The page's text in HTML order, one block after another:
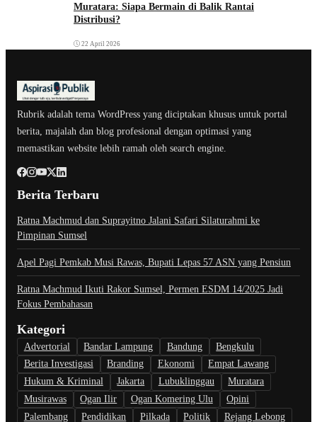
Muratara: Siapa Bermain di Balik Rantai
Distribusi?
22 April 2026
Rubrik adalah tema WordPress yang diciptakan khusus untuk portal
berita, majalah dan blog profesional dengan optimasi yang
memastikan website lebih ramah oleh search engine.
Berita Terbaru
Ratna Machmud dan Suprayitno Jalani Safari Silaturahmi ke
Pimpinan Sumsel
Apel Pagi Pemkab Musi Rawas, Bupati Lepas 57 ASN yang Pensiun
Ratna Machmud Ikuti Rakor Sumsel, Permen ESDM 14/2025 Jadi
Fokus Pembahasan
Kategori
Advertorial Bandar Lampung Bandung
Bengkulu
Berita Investigasi
Branding Ekonomi
Empat Lawang
Hukum & Kriminal
Jakarta Lubuklinggau
Muratara
Musirawas
Ogan Ilir Ogan Komering Ulu
Opini
Palembang
Pendidikan Pilkada Politik Rejang Lebong